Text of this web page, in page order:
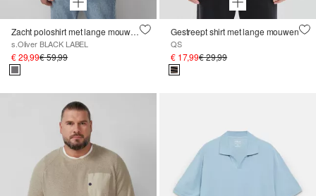
Zacht poloshirt met lange mouwen in een relaxte pasvorm
s.Oliver BLACK LABEL
€ 29,99€ 59,99
Gestreept shirt met lange mouwen
QS
€ 17,99€ 29,99